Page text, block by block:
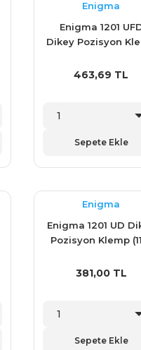
Enigma
Enigma 1201
Dikey Pozisyon
463,69 TL
Sepete Ekle
Enigma
Enigma 1201 UD
Pozisyon Klemp
381,00 TL
Sepete Ekle